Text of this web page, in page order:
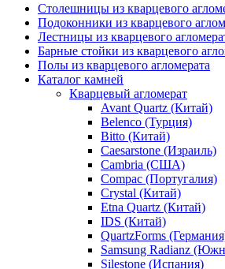
Столешницы из кварцевого
Подоконники из кварцевого
Лестницы из кварцевого
Барные стойки из кварцевого
Полы из кварцевого агломерата
Каталог камней
Кварцевый агломерат
Avant Quartz (Китай)
Belenco (Турция)
Bitto (Китай)
Caesarstone (Израиль)
Cambria (США)
Compac (Португалия)
Crystal (Китай)
Etna Quartz (Китай)
IDS (Китай)
QuartzForms
Samsung Radianz
Silestone (Испания)